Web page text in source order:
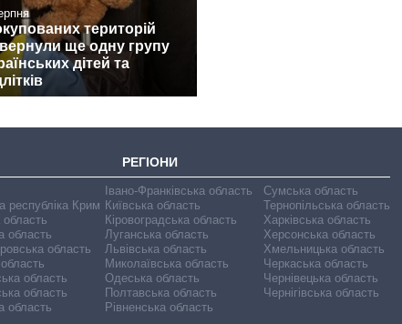
територій
ще одну групу
дітей та
РЕГІОНИ
республіка Крим
область
область
область
область
область
область
Івано-Франківська область
Київська область
Кіровоградська область
Луганська область
Львівська область
Миколаївська область
Одеська область
Полтавська область
Рівненська область
Сумська область
Тернопільська область
Харківська область
Херсонська область
Хмельницька область
Черкаська область
Чернівецька область
Чернігівська область